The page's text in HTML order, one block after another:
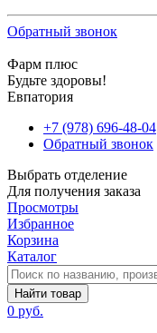
Обратный звонок
Фарм плюс
Будьте здоровы!
Евпатория
+7 (978) 696-48-04
Обратный звонок
Выбрать отделение
Для получения заказа
Просмотры
Избранное
Корзина
Каталог
Найти товар
0 руб.